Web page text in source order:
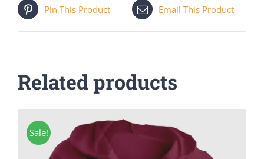
Pin This Product Email This Product
Related products
Sale!